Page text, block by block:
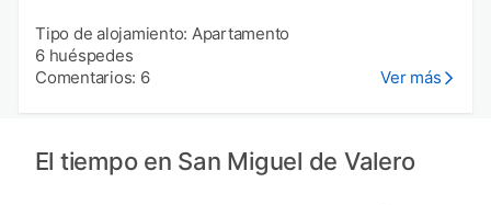
Tipo de alojamiento: Apartamento
6 huéspedes
Comentarios: 6
Ver más
El tiempo en San Miguel de Valero